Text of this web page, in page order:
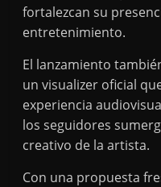
fortalezcan su
entretenimiento.
El lanzamiento
un visualizer oficial
experiencia
los seguidores
creativo de la artista.
Con una propuesta